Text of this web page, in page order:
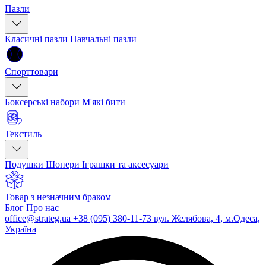
Пазли
Класичні пазли Навчальні пазли
Спорттовари
Боксерські набори М'які бити
Текстиль
Подушки Шопери Іграшки та аксесуари
Товар з незначним браком
Блог Про нас
office@strateg.ua +38 (095) 380-11-73 вул. Желябова, 4, м.Одеса,
Україна